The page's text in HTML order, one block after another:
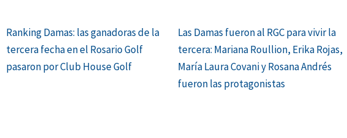
Ranking Damas: las ganadoras de la
tercera fecha en el Rosario Golf
pasaron por Club House Golf
Las Damas fueron al RGC para vivir la
tercera: Mariana Roullion, Erika Rojas,
María Laura Covani y Rosana Andrés
fueron las protagonistas